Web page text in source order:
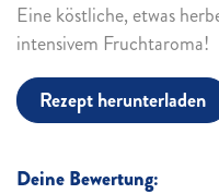
Eine köstliche, etwas
intensivem Fruchtaroma!
Rezept herunterladen
Deine Bewertung: